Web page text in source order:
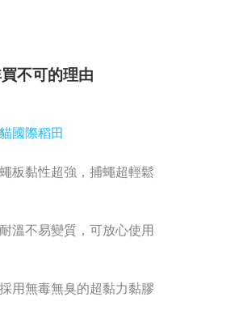
不可的理由
國際稻田
板黏性超強，捕蠅超輕鬆
溫不易變質，可放心使用
用無毒無臭的超黏力黏膠